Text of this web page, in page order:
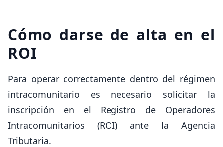
Cómo darse de alta en el
ROI
Para operar correctamente dentro del régimen
intracomunitario es necesario solicitar la
inscripción en el Registro de Operadores
Intracomunitarios (ROI) ante la Agencia
Tributaria.